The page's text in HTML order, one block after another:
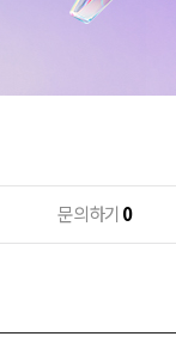
문의하기 0